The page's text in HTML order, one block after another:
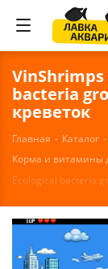
VinShrimps
bacteria
креветок
Главная - Каталог -
Корма и витамины
Ecological bacteria